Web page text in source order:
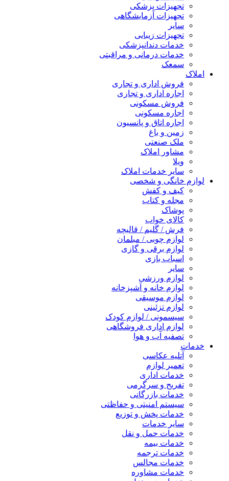
تجهیزات پزشکی
تجهیزات آزمایشگاهی
سایر
تجهیزات زیبایی
خدمات دندانپزشکی
خدمات درمانی و مراقبتی
سمعک
املاک
فروش اداری و تجاری
اجاره اداری و تجاری
فروش مسکونی
اجاره مسکونی
اجاره اتاق و پانسیون
زمین و باغ
ملک صنعتی
مشاور املاک
ویلا
سایر خدمات املاک
لوازم خانگی و شخصی
کیف و کفش
مجله و کتاب
پوشاک
کالای خواب
فرش / گلیم / قالیچه
لوازم چوبی / مبلمان
لوازم برقی و گازی
اسباب بازی
سایر
لوازم ورزشی
لوازم خانه و آشپزخانه
لوازم موسیقی
لوازم تزئینی
سیسمونی / لوازم کودک
لوازم اداری فروشگاهی
تصفیه آب و هوا
خدمات
آتلیه عکاسی
تعمیر لوازم
خدمات اداری
تفریح و سرگرمی
خدمات بازرگانی
سیستم امنیتی و حفاظتی
خدمات پخش و توزیع
سایر خدمات
خدمات حمل و نقل
خدمات بیمه
خدمات ترجمه
خدمات مجالس
خدمات مشاوره